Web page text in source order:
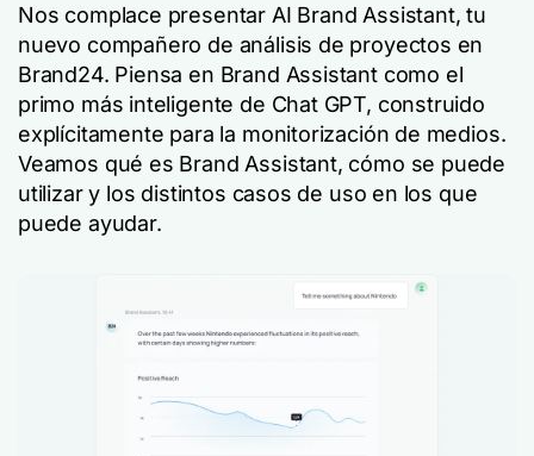
Nos complace presentar AI Brand Assistant, tu
nuevo compañero de análisis de proyectos en
Brand24. Piensa en Brand Assistant como el
primo más inteligente de Chat GPT, construido
explícitamente para la monitorización de medios.
Veamos qué es Brand Assistant, cómo se puede
utilizar y los distintos casos de uso en los que
puede ayudar.